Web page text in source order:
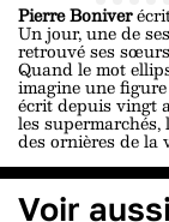
Pierre Boniver
Un jour, une de
retrouvé ses
Quand le mot
imagine une
écrit depuis vingt
les supermarchés,
des ornières de la
Voir